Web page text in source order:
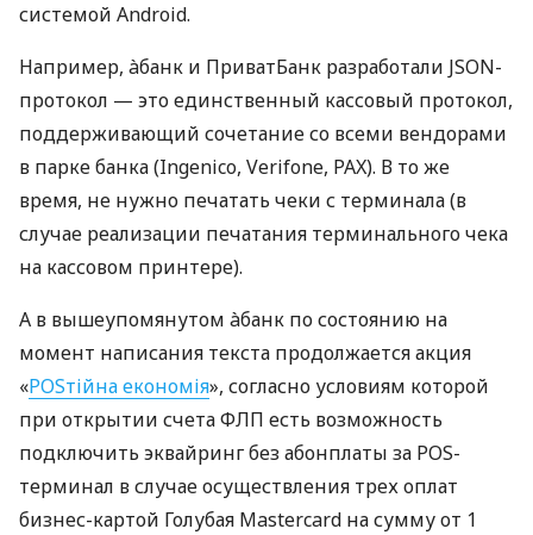
системой Android.
Например, àбанк и ПриватБанк разработали JSON-
протокол — это единственный кассовый протокол,
поддерживающий сочетание со всеми вендорами
в парке банка (Ingenico, Verifone, PAX). В то же
время, не нужно печатать чеки с терминала (в
случае реализации печатания терминального чека
на кассовом принтере).
А в вышеупомянутом àбанк по состоянию на
момент написания текста продолжается акция
«POSтійна економія», согласно условиям которой
при открытии счета ФЛП есть возможность
подключить эквайринг без абонплаты за POS-
терминал в случае осуществления трех оплат
бизнес-картой Голубая Mastercard на сумму от 1